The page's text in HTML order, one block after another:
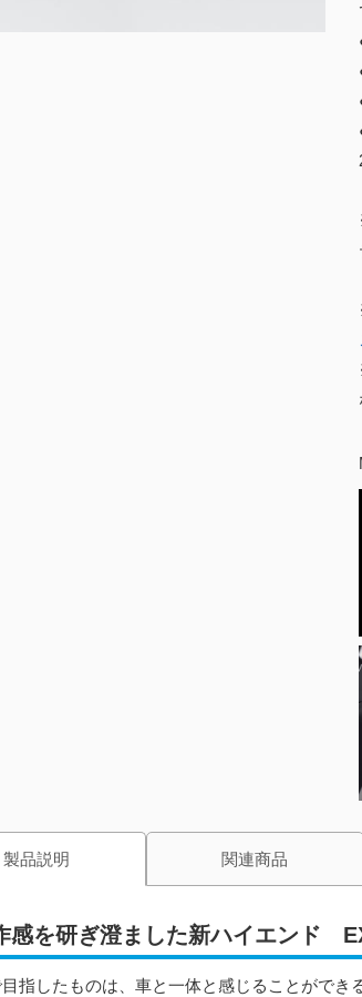
製品説明 関連商品
感を研ぎ澄ました新ハイエンド
指したものは、車と一体と感じることがで